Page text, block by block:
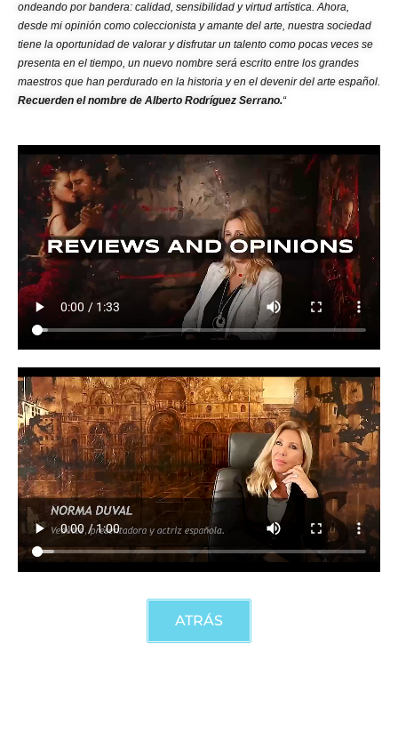
ondeando por bandera: calidad, sensibilidad y virtud artística. Ahora,
desde mi opinión como coleccionista y amante del arte, nuestra sociedad
tiene la oportunidad de valorar y disfrutar un talento como pocas veces se
presenta en el tiempo, un nuevo nombre será escrito entre los grandes
maestros que han perdurado en la historia y en el devenir del arte español.
Recuerden el nombre de Alberto Rodríguez Serrano.“
ATRÁS